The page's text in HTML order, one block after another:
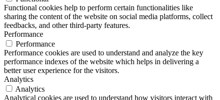
Functional cookies help to perform certain functionalities like
sharing the content of the website on social media platforms, collect
feedbacks, and other third-party features.
Performance
Performance
Performance cookies are used to understand and analyze the key
performance indexes of the website which helps in delivering a
better user experience for the visitors.
Analytics
Analytics
Analytical cookies are used to understand how visitors interact with